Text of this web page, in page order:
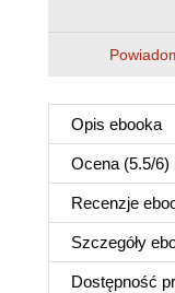
Opis ebooka
Ocena (5.5/6)
Recenzje
Szczegóły
Dostępność